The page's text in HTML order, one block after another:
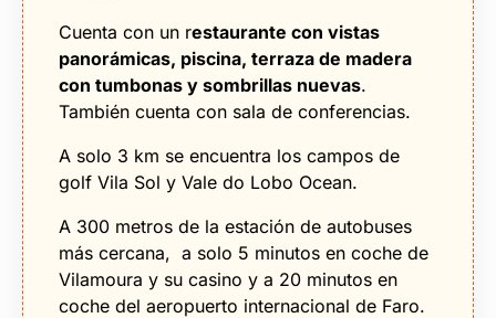
Cuenta con un restaurante con vistas
panorámicas, piscina, terraza de madera
con tumbonas y sombrillas nuevas.
También cuenta con sala de conferencias.
A solo 3 km se encuentra los campos de
golf Vila Sol y Vale do Lobo Ocean.
A 300 metros de la estación de autobuses
más cercana, a solo 5 minutos en coche de
Vilamoura y su casino y a 20 minutos en
coche del aeropuerto internacional de Faro.